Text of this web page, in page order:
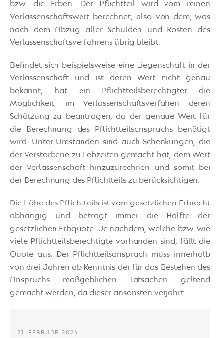
bzw. die Erben. Der Pflichtteil wird vom reinen
Verlassenschaftswert berechnet, also von dem, was
nach dem Abzug aller Schulden und Kosten des
Verlassenschaftsverfahrens übrig bleibt.
Befindet sich beispielsweise eine Liegenschaft in der
Verlassenschaft und ist deren Wert nicht genau
bekannt, hat ein Pflichtteilsberechtigter die
Möglichkeit, im Verlassenschaftsverfahen deren
Schätzung zu beantragen, da der genaue Wert für
die Berechnung des Pflichtteilsanspruchs benötigt
wird. Unter Umständen sind auch Schenkungen, die
der Verstorbene zu Lebzeiten gemacht hat, dem Wert
der Verlassenschaft hinzuzurechnen und somit bei
der Berechnung des Pflichtteils zu berücksichtigen.
Die Höhe des Pflichtteils ist vom gesetzlichen Erbrecht
abhängig und beträgt immer die Hälfte der
gesetzlichen Erbquote. Je nachdem, welche bzw. wie
viele Pflichtteilsberechtigte vorhanden sind, fällt die
Quote aus. Der Pflichtteilsanspruch muss innerhalb
von drei Jahren ab Kenntnis der für das Bestehen des
Anspruchs maßgeblichen Tatsachen geltend
gemacht werden, da dieser ansonsten verjährt.
21. FEBRUAR 2024